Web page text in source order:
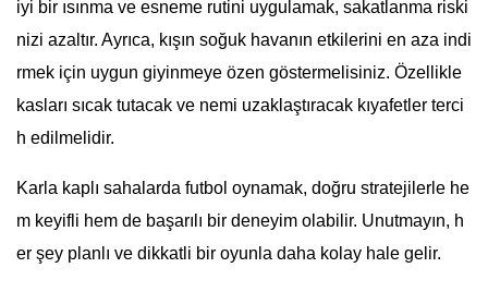
iyi bir ısınma ve esneme rutini uygulamak, sakatlanma riski
nizi azaltır. Ayrıca, kışın soğuk havanın etkilerini en aza indi
rmek için uygun giyinmeye özen göstermelisiniz. Özellikle
kasları sıcak tutacak ve nemi uzaklaştıracak kıyafetler terci
h edilmelidir.
Karla kaplı sahalarda futbol oynamak, doğru stratejilerle he
m keyifli hem de başarılı bir deneyim olabilir. Unutmayın, h
er şey planlı ve dikkatli bir oyunla daha kolay hale gelir.